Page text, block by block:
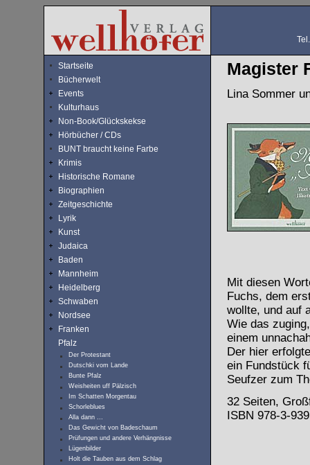
Startseite
Bücherwelt
Events
Kulturhaus
Non-Book/Glückskekse
Hörbücher / CDs
BUNT braucht keine Farbe
Krimis
Historische Romane
Biographien
Zeitgeschichte
Lyrik
Kunst
Judaica
Baden
Mannheim
Heidelberg
Schwaben
Nordsee
Franken
Pfalz
Der Protestant
Dutschki vom Lande
Bunte Pfalz
Weisheiten uff Pälzisch
Im Schatten Morgentau
Schorleblues
Alla dann ...
Das Gewicht von Badeschaum
Prüfungen und andere Verhängnisse
Lügenbilder
Holt die Tauben aus dem Schlag
Magister
Lina Sommer
Mit diesen
Fuchs, dem
wollte, und auf
Wie das
einem
Der hier
ein Fundstück
Seufzer zum
32 Seiten,
ISBN 978-3-